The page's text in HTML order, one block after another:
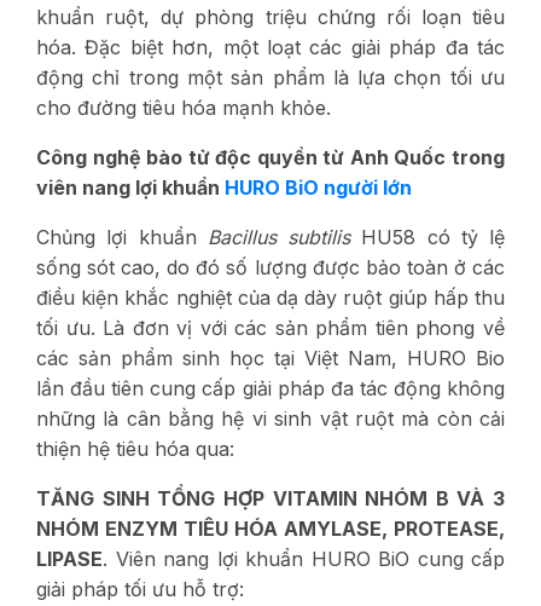
khuẩn ruột, dự phòng triệu chứng rối loạn tiêu
hóa. Đặc biệt hơn, một loạt các giải pháp đa tác
động chỉ trong một sản phẩm là lựa chọn tối ưu
cho đường tiêu hóa mạnh khỏe.
Công nghệ bào tử độc quyền từ Anh Quốc trong
viên nang lợi khuẩn HURO BiO người lớn
Chủng lợi khuẩn Bacillus subtilis HU58 có tỷ lệ
sống sót cao, do đó số lượng được bảo toàn ở các
điều kiện khắc nghiệt của dạ dày ruột giúp hấp thu
tối ưu. Là đơn vị với các sản phẩm tiên phong về
các sản phẩm sinh học tại Việt Nam, HURO Bio
lần đầu tiên cung cấp giải pháp đa tác động không
những là cân bằng hệ vi sinh vật ruột mà còn cải
thiện hệ tiêu hóa qua:
TĂNG SINH TỔNG HỢP VITAMIN NHÓM B VÀ 3
NHÓM ENZYM TIÊU HÓA AMYLASE, PROTEASE,
LIPASE. Viên nang lợi khuẩn HURO BiO cung cấp
giải pháp tối ưu hỗ trợ: